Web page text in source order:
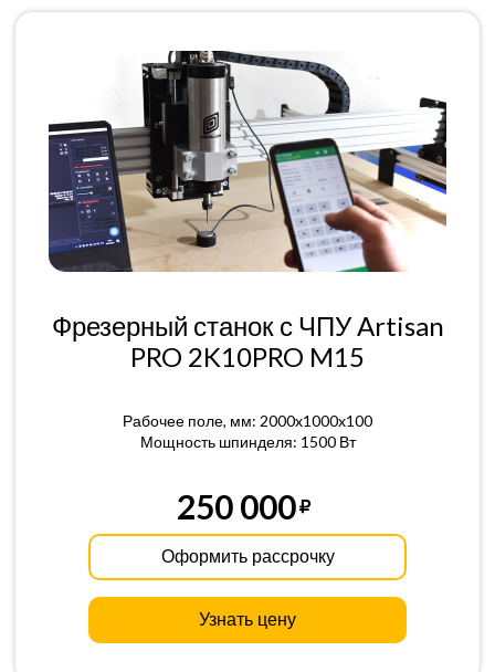
Фрезерный станок с ЧПУ Artisan
PRO 2K10PRO M15
Рабочее поле, мм: 2000x1000x100
Мощность шпинделя: 1500 Вт
250 000
Оформить рассрочку
Узнать цену